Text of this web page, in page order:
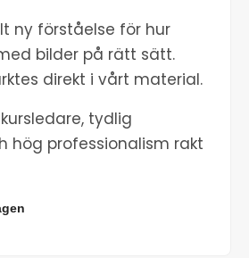
ny förståelse för hur
bilder på rätt sätt.
direkt i vårt material.
tydlig
hög professionalism rakt